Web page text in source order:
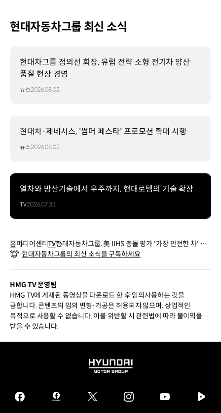
현대자동차그룹 최신 소식
현대차그룹 정의선 회장, 유럽 전략 소형 전기차 양산
품질 현장 경영
뉴스2026.08.02
현대차·제네시스, '썸머 페스타' 프로모션 확대 시행
뉴스2026.08.02
열차와 방산기술에서 우주까지, 현대로템의 기술 확장
TV2026.07.31
홈미디어센터TV현대자동차그룹, 美 IIHS 충돌 평가 '가장 안전한 차' 최
다 선정
현대자동차그룹의 최신 소식을 구독하세요
HMG TV 운영팀
HMG TV에 게재된 동영상을 다운로드 한 후 임의사용하는 것을
금합니다. 콘텐츠의 임의 변형·가공은 허용되지 않으며, 상업적인
목적으로 사용할 수 없습니다. 이를 위반할 시 관련법에 따라 불이익을
받을 수 있습니다.
HYUNDAI
GROUP
facebook
hmg
twitter instagram